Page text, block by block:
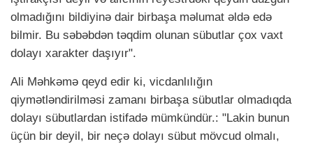
olmadığını bildiyinə dair birbaşa məlumat əldə edə
bilmir. Bu səbəbdən təqdim olunan sübutlar çox vaxt
dolayı xarakter daşıyır".
Ali Məhkəmə qeyd edir ki, vicdanlılığın
qiymətləndirilməsi zamanı birbaşa sübutlar olmadıqda
dolayı sübutlardan istifadə mümkündür.: "Lakin bunun
üçün bir deyil, bir neçə dolayı sübut mövcud olmalı,